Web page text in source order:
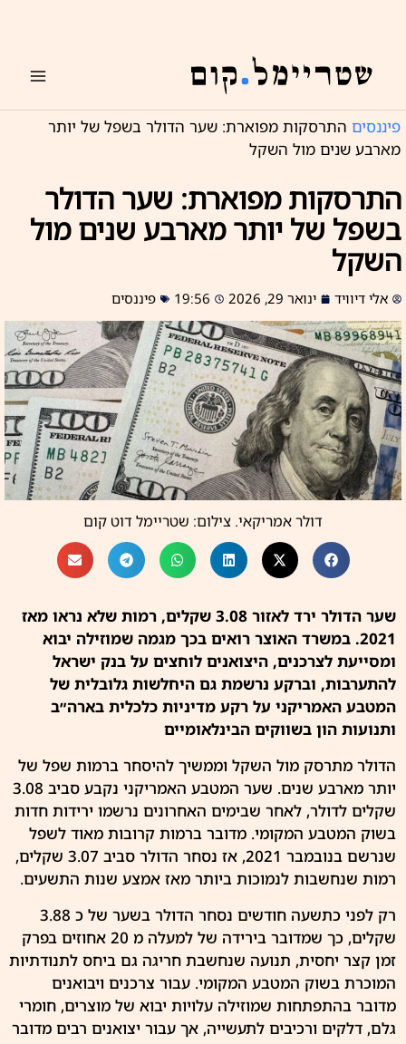
פיננסים התרסקות מפוארת: שער הדולר בשפל של יותר
מארבע שנים מול השקל
התרסקות מפוארת: שער הדולר
בשפל של יותר מארבע שנים מול
השקל
אלי דיוויד ינואר 29, 2026 19:56 פיננסים
דולר אמריקאי. צילום: שטריימל דוט קום
שער הדולר ירד לאזור 3.08 שקלים, רמות שלא נראו מאז
2021. במשרד האוצר רואים בכך מגמה שמוזילה יבוא
ומסייעת לצרכנים, היצואנים לוחצים על בנק ישראל
להתערבות, וברקע נרשמת גם היחלשות גלובלית של
המטבע האמריקני על רקע מדיניות כלכלית בארה״ב
ותנועות הון בשווקים הבינלאומיים
הדולר מתרסק מול השקל וממשיך להיסחר ברמות שפל של
יותר מארבע שנים. שער המטבע האמריקני נקבע סביב 3.08
שקלים לדולר, לאחר שבימים האחרונים נרשמו ירידות חדות
בשוק המטבע המקומי. מדובר ברמות קרובות מאוד לשפל
שנרשם בנובמבר 2021, אז נסחר הדולר סביב 3.07 שקלים,
רמות שנחשבות לנמוכות ביותר מאז אמצע שנות התשעים.
רק לפני כתשעה חודשים נסחר הדולר
בשער של כ 3.88
שקלים, כך שמדובר בירידה של למעלה מ 20 אחוזים בפרק
זמן קצר יחסית, תנועה שנחשבת חריגה גם ביחס לתנודתיות
המוכרת בשוק המטבע המקומי. עבור צרכנים ויבואנים
מדובר בהתפתחות שמוזילה עלויות יבוא של מוצרים, חומרי
גלם, דלקים ורכיבים לתעשייה, אך עבור יצואנים רבים מדובר